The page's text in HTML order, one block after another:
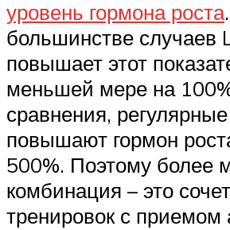
уровень гормона роста
большинстве случаев
повышает этот
меньшей мере на
сравнения,
повышают гормон
500%. Поэтому более
комбинация – это
тренировок с приемом